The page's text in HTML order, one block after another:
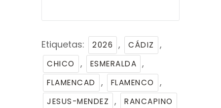
Etiquetas: 2026 , CÁDIZ ,
CHICO , ESMERALDA ,
FLAMENCAD , FLAMENCO ,
JESUS-MENDEZ , RANCAPINO